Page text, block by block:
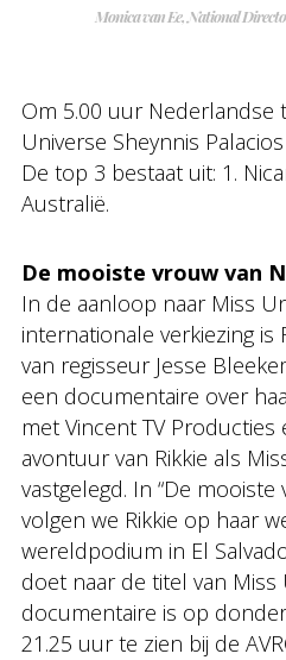
Monica van Ee, National
Om 5.00 uur Nederlandse
Universe Sheynnis
De top 3 bestaat uit: 1.
Australië.
De mooiste vrouw van
In de aanloop naar Miss
internationale verkiezing is
van regisseur Jesse
een documentaire over
met Vincent TV Producties
avontuur van Rikkie als
vastgelegd. In “De
volgen we Rikkie op haar
wereldpodium in El
doet naar de titel van Miss
documentaire is op
21.25 uur te zien bij de